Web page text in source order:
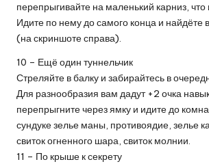
перепрыгивайте на маленький карниз, что
Идите по нему до самого конца и найдёте
(на скриншоте справа).
10 – Ещё один туннельчик
Стреляйте в балку и забирайтесь в
Для разнообразия вам дадут +2 очка
перепрыгните через ямку и идите до
сундуке зелье маны, противоядие, зелье
свиток огненного шара, свиток молнии.
11 – По крыше к секрету